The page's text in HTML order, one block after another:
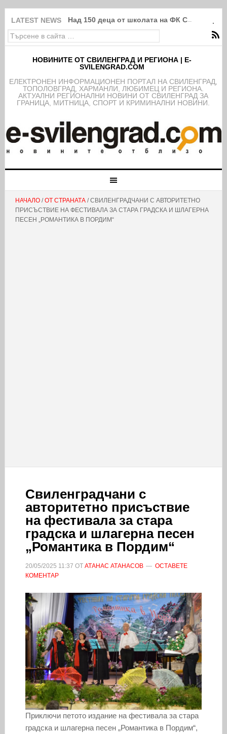
LATEST NEWS Над 150 деца от школата на ФК
НОВИНИТЕ ОТ СВИЛЕНГРАД И РЕГИОНА | E-
SVILENGRAD.COM
EЛЕКТРОНЕН ИНФОРМАЦИОНЕН ПОРТАЛ НА СВИЛЕНГРАД,
ТОПОЛОВГРАД, ХАРМАНЛИ, ЛЮБИМЕЦ И РЕГИОНА.
АКТУАЛНИ РЕГИОНАЛНИ НОВИНИ ОТ СВИЛЕНГРАД ЗА
ГРАНИЦА, МИТНИЦА, СПОРТ И КРИМИНАЛНИ НОВИНИ.
НАЧАЛО/ОТ СТРАНАТА/ СВИЛЕНГРАДЧАНИ С АВТОРИТЕТНО
ПРИСЪСТВИЕ НА ФЕСТИВАЛА ЗА СТАРА ГРАДСКА И ШЛАГЕРНА
ПЕСЕН „РОМАНТИКА В ПОРДИМ“
Свиленградчани с
авторитетно присъствие
на фестивала за стара
градска и шлагерна песен
„Романтика в Пордим“
20/05/2025 11:37 ОТ АТАНАС АТАНАСОВ
ОСТАВЕТЕ
КОМЕНТАР
Приключи петото издание на фестивала за стара
градска и шлагерна песен „Романтика в Пордим“,